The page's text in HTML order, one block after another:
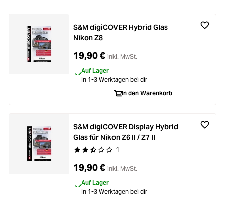
S&M digiCOVER Hybrid Glas
Nikon Z8
19,90 € inkl. MwSt.
Auf Lager
In 1-3 Werktagen bei dir
In den Warenkorb
Durchschnittliche Bewertung von 2.2 von 5
1
S&M digiCOVER Display Hybrid
Glas für Nikon Z6 II / Z7 II
19,90 € inkl. MwSt.
Auf Lager
In 1-3 Werktagen bei dir